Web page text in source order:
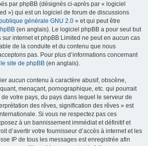
par phpBB (désignés ci-après par « logiciel
») qui est un logiciel de forum de discussions
générale GNU 2.0 » et qui peut être
(en anglais). Le logiciel phpBB a pour seul but
internet et phpBB Limited ne peut en aucun cas
de la conduite et du contenu que nous
pas. Pour plus d’informations concernant
le site de phpBB (en anglais).
aucun contenu à caractère abusif, obscène,
menaçant, pornographique, etc. qui pourrait
votre pays, du pays dans lequel le serveur de
des rêves, signification des rêves » est
Si vous ne respectez pas ces
à un bannissement immédiat et définitif et
d’avertir votre fournisseur d’accès à internet et les
IP de tous les messages est enregistrée afin